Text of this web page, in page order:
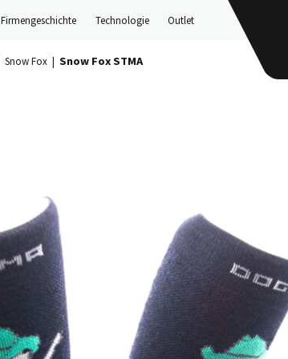
Firmengeschichte Technologie Outlet
Snow Fox | Snow Fox STMA